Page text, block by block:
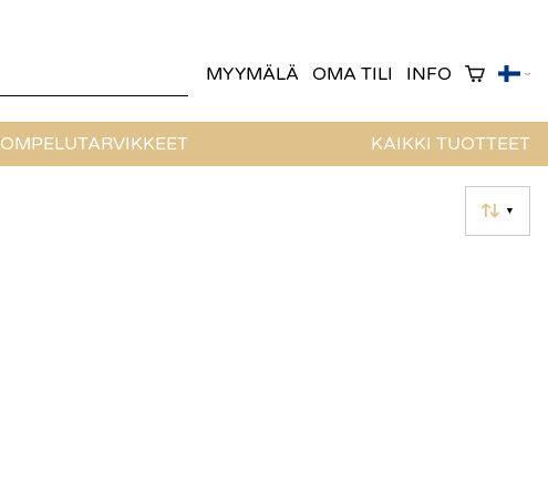
MYYMÄLÄ OMA TILI INFO
OMPELUTARVIKKEET KAIKKI TUOTTEET
▼